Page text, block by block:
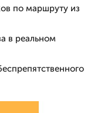
по маршруту из
в реальном